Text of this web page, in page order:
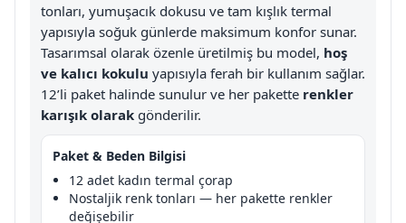
tonları, yumuşacık dokusu ve tam kışlık termal
yapısıyla soğuk günlerde maksimum konfor sunar.
Tasarımsal olarak özenle üretilmiş bu model, hoş
ve kalıcı kokulu yapısıyla ferah bir kullanım sağlar.
12’li paket halinde sunulur ve her pakette renkler
karışık olarak gönderilir.
Paket & Beden Bilgisi
12 adet kadın termal çorap
Nostaljik renk tonları — her pakette renkler
değişebilir